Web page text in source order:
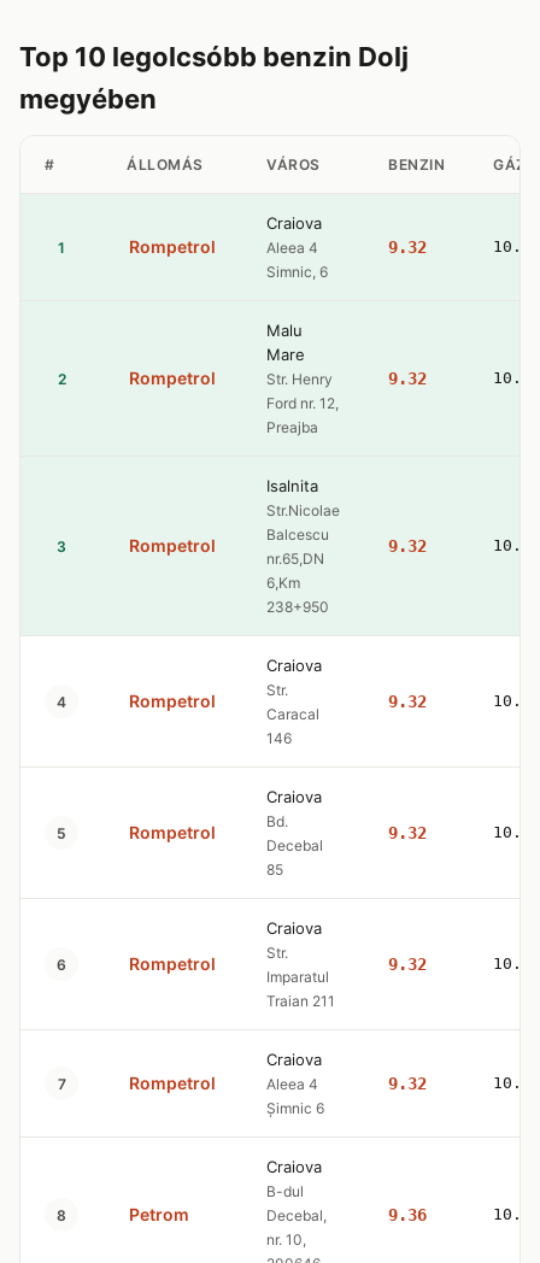
Top 10 legolcsóbb benzin Dolj
megyében
# ÁLLOMÁS VÁROS BENZIN
1 Rompetrol
Craiova
Aleea 4
Simnic, 6
9.32 10.53
2 Rompetrol
Malu
Mare
Str. Henry
Ford nr. 12,
Preajba
9.32 10.53
3 Rompetrol
Isalnita
Str.Nicolae
Balcescu
nr.65,DN
6,Km
238+950
9.32 10.53
4 Rompetrol
Craiova
Str.
Caracal
146
9.32 10.53
5 Rompetrol
Craiova
Bd.
Decebal
85
9.32 10.53
6 Rompetrol
Craiova
Str.
Imparatul
Traian 211
9.32 10.53
7 Rompetrol
Craiova
Aleea 4
Șimnic 6
9.32 10.53
8 Petrom
Craiova
B-dul
Decebal,
nr. 10,
9.36 10.47